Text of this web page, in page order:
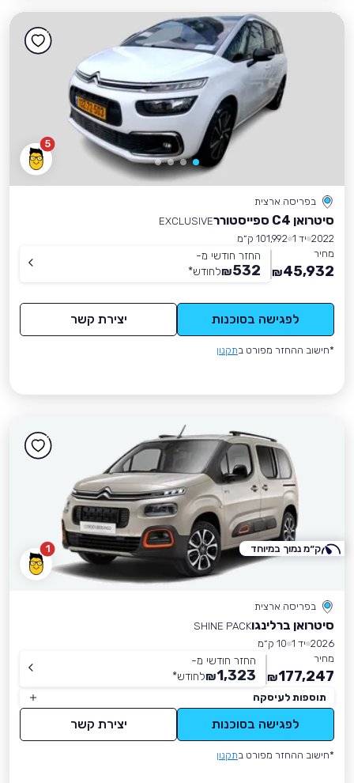
5
בפריסה ארצית
סיטרואן C4 ספייסטורר
EXCLUSIVE
2022 יד 1
101,992 ק״מ
מחיר
45,932
₪
החזר חודשי מ-
532
₪לחודש*
לפגישה בסוכנות יצירת קשר
*חישוב ההחזר מפורט בתקנון
1
בפריסה ארצית
סיטרואן ברלינגוSHINE PACK
2026 יד 1
10 ק״מ
מחיר
177,247
₪
החזר חודשי מ-
1,323
₪לחודש*
תוספות לעיסקה
לפגישה בסוכנות יצירת קשר
*חישוב ההחזר מפורט בתקנון
ק״מ נמוך במיוחד